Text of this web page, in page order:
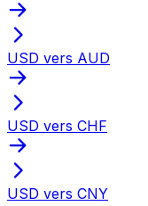
USD vers AUD
USD vers CHF
USD vers CNY